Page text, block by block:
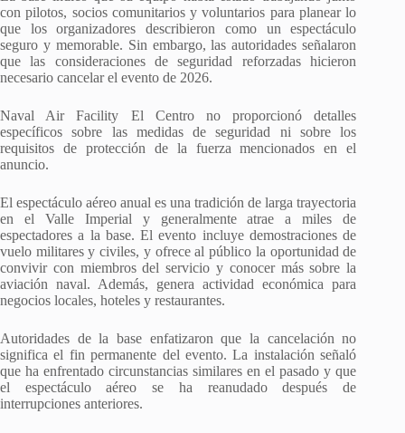
con pilotos, socios comunitarios y voluntarios para planear lo
que los organizadores describieron como un espectáculo
seguro y memorable. Sin embargo, las autoridades señalaron
que las consideraciones de seguridad reforzadas hicieron
necesario cancelar el evento de 2026.
Naval Air Facility El Centro no proporcionó detalles
específicos sobre las medidas de seguridad ni sobre los
requisitos de protección de la fuerza mencionados en el
anuncio.
El espectáculo aéreo anual es una tradición de larga trayectoria
en el Valle Imperial y generalmente atrae a miles de
espectadores a la base. El evento incluye demostraciones de
vuelo militares y civiles, y ofrece al público la oportunidad de
convivir con miembros del servicio y conocer más sobre la
aviación naval. Además, genera actividad económica para
negocios locales, hoteles y restaurantes.
Autoridades de la base enfatizaron que la cancelación no
significa el fin permanente del evento. La instalación señaló
que ha enfrentado circunstancias similares en el pasado y que
el espectáculo aéreo se ha reanudado después de
interrupciones anteriores.